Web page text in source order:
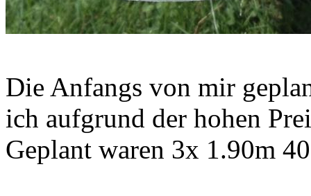
Die Anfangs von mir
ich aufgrund der hohen
Geplant waren 3x 1.90m